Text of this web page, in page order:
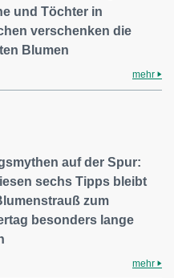
und Töchter in
verschenken die
Blumen
mehr
auf der Spur:
sechs Tipps bleibt
zum
besonders lange
mehr